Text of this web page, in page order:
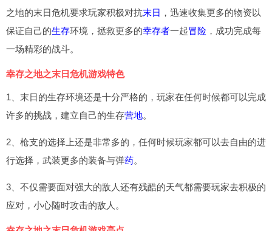
之地的末日危机要求玩家积极对抗末日 ，迅速收集更多的物资以
保证自己的生存环境，拯救更多的幸存者一起冒险 ，成功完成每
一场精彩的战斗。
幸存之地之末日危机游戏特色
1、末日的生存环境还是十分严格的，玩家在任何时候都可以完成
许多的挑战，建立自己的生存营地。
2、枪支的选择上还是非常多的，任何时候玩家都可以去自由的进
行选择，武装更多的装备与弹药。
3、不仅需要面对强大的敌人还有残酷的天气都需要玩家去积极的
应对，小心随时攻击的敌人。